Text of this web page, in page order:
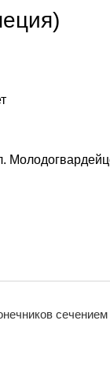
сечением